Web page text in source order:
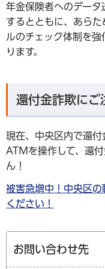
年金保険者へのデータ
するとともに、あらた
ルのチェック体制を
ります。
還付金詐欺にご
現在、中央区内で還付
ATMを操作して、還
ん！
被害急増中！中央区
ください！
お問い合わせ先